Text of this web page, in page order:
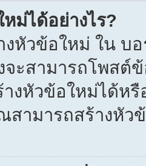
ม่ได้อย่างไร?
หัวข้อใหม่ ใน บ
จะสามารถโพสต์
งหัวข้อใหม่ได้ห
สามารถสร้างหั